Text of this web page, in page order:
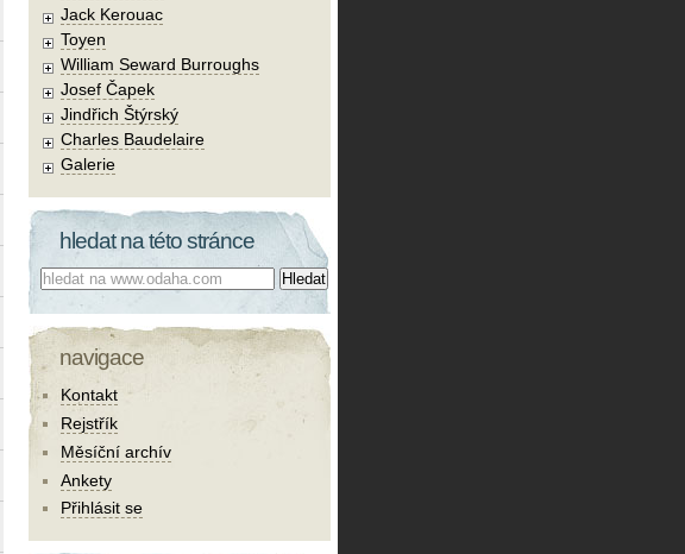
Jack Kerouac
Toyen
William Seward Burroughs
Josef Čapek
Jindřich Štýrský
Charles Baudelaire
Galerie
hledat na této stránce
Co hledat:
navigace
Kontakt
Rejstřík
Měsíční archív
Ankety
Přihlásit se